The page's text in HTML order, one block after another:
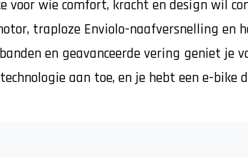
voor wie comfort, kracht en design wil
traploze Enviolo-naafversnelling en
en geavanceerde vering geniet je
aan toe, en je hebt een e-bike